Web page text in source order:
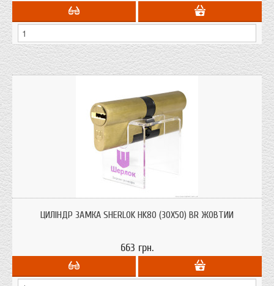
висвердлювання, від вибивання.
ЦИЛІНДР ЗАМКА SHERLOK HK80 (30Х50) BR ЖОВТИЙ
663 грн.